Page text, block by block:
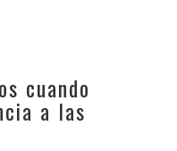
cuando
a las